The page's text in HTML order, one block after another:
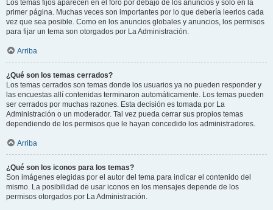
Los temas fijos aparecen en el foro por debajo de los anuncios y solo en la
primer página. Muchas veces son importantes por lo que debería leerlos cada
vez que sea posible. Como en los anuncios globales y anuncios, los permisos
para fijar un tema son otorgados por La Administración.
Arriba
¿Qué son los temas cerrados?
Los temas cerrados son temas donde los usuarios ya no pueden responder y
las encuestas allí contenidas terminaron automáticamente. Los temas pueden
ser cerrados por muchas razones. Esta decisión es tomada por La
Administración o un moderador. Tal vez pueda cerrar sus propios temas
dependiendo de los permisos que le hayan concedido los administradores.
Arriba
¿Qué son los iconos para los temas?
Son imágenes elegidas por el autor del tema para indicar el contenido del
mismo. La posibilidad de usar iconos en los mensajes depende de los
permisos otorgados por La Administración.